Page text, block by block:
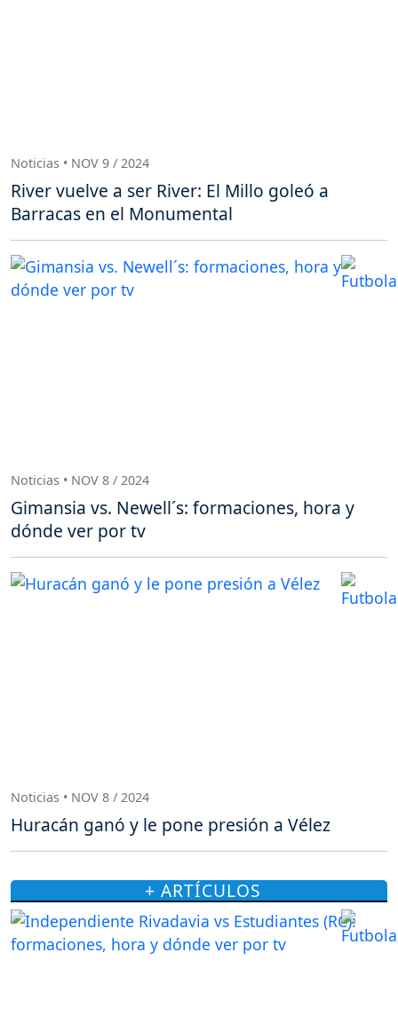
Noticias • NOV 9 / 2024
River vuelve a ser River: El Millo goleó a
Barracas en el Monumental
Noticias • NOV 8 / 2024
Gimansia vs. Newell´s: formaciones, hora y
dónde ver por tv
Noticias • NOV 8 / 2024
Huracán ganó y le pone presión a Vélez
+ ARTÍCULOS